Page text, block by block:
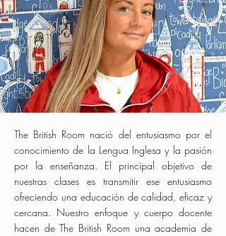
The British Room nació del entusiasmo por el
conocimiento de la Lengua Inglesa y la pasión
por la enseñanza. El principal objetivo de
nuestras clases es transmitir ese entusiasmo
ofreciendo una educación de calidad, eficaz y
cercana. Nuestro enfoque y cuerpo docente
hacen de The British Room una academia de